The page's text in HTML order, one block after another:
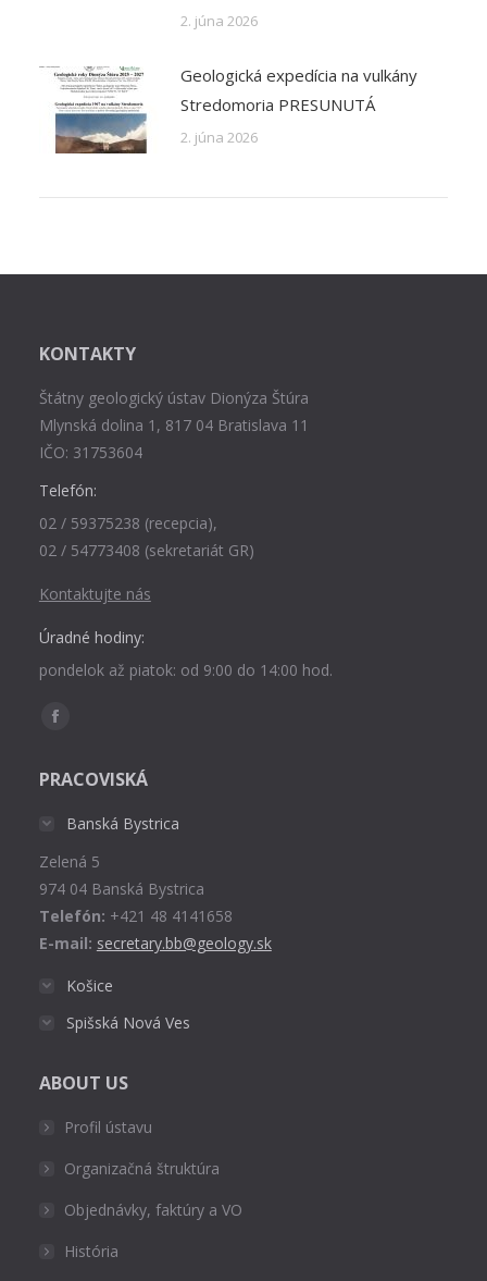
2. júna 2026
Geologická expedícia na vulkány
Stredomoria PRESUNUTÁ
2. júna 2026
KONTAKTY
Štátny geologický ústav Dionýza Štúra
Mlynská dolina 1, 817 04 Bratislava 11
IČO: 31753604
Telefón:
02 / 59375238 (recepcia),
02 / 54773408 (sekretariát GR)
Kontaktujte nás
Úradné hodiny:
pondelok až piatok: od 9:00 do 14:00 hod.
Find us on:
Facebook
opens
window
PRACOVISKÁ
Banská Bystrica
Zelená 5
974 04 Banská Bystrica
Telefón: +421 48 4141658
E-mail: secretary.bb@geology.sk
Košice
Spišská Nová Ves
ABOUT US
Profil ústavu
Organizačná štruktúra
Objednávky, faktúry a VO
História